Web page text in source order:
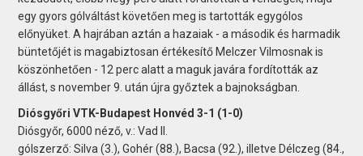
egy gyors gólváltást követően meg is tartották egygólos
előnyüket. A hajrában aztán a hazaiak - a második és harmadik
büntetőjét is magabiztosan értékesítő Melczer Vilmosnak is
köszönhetően - 12 perc alatt a maguk javára fordították az
állást, s november 9. után újra győztek a bajnokságban.
Diósgyőri VTK-Budapest Honvéd 3-1 (1-0)
Diósgyőr, 6000 néző, v.: Vad II.
gólszerző: Silva (3.), Gohér (88.), Bacsa (92.), illetve Délczeg (84.,